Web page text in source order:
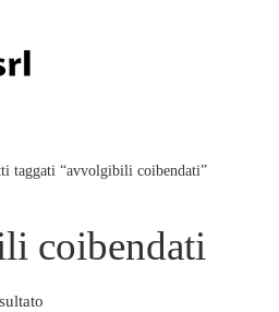
taggati “avvolgibili coibendati”
coibendati